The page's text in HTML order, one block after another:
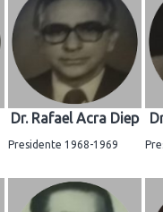
Dr. Rafael Acra Diep
Presidente 1968-1969